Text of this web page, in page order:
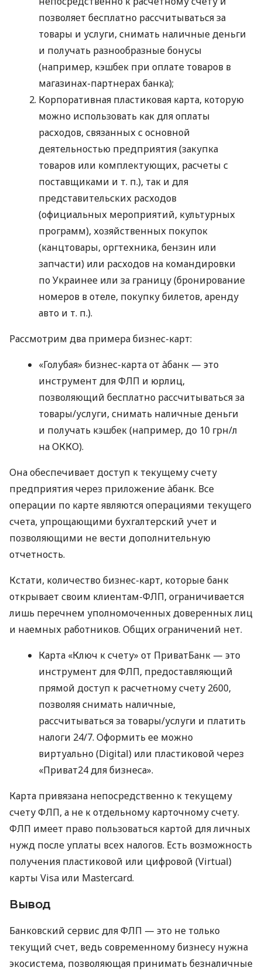
позволяет бесплатно рассчитываться за
товары и услуги, снимать наличные деньги
и получать разнообразные бонусы
(например, кэшбек при оплате товаров в
магазинах-партнерах банка);
Корпоративная пластиковая карта, которую
можно использовать как для оплаты
расходов, связанных с основной
деятельностью предприятия (закупка
товаров или комплектующих, расчеты с
поставщиками и т. п.), так и для
представительских расходов
(официальных мероприятий, культурных
программ), хозяйственных покупок
(канцтовары, оргтехника, бензин или
запчасти) или расходов на командировки
по Украинее или за границу (бронирование
номеров в отеле, покупку билетов, аренду
авто и т. п.).
Рассмотрим два примера бизнес-карт:
«Голубая» бизнес-карта от àбанк — это
инструмент для ФЛП и юрлиц,
позволяющий бесплатно рассчитываться за
товары/услуги, снимать наличные деньги
и получать кэшбек (например, до 10 грн/л
на ОККО).
Она обеспечивает доступ к текущему счету
предприятия через приложение àбанк. Все
операции по карте являются операциями текущего
счета, упрощающими бухгалтерский учет и
позволяющими не вести дополнительную
отчетность.
Кстати, количество бизнес-карт, которые банк
открывает своим клиентам-ФЛП, ограничивается
лишь перечнем уполномоченных доверенных лиц
и наемных работников. Общих ограничений нет.
Карта «Ключ к счету» от ПриватБанк — это
инструмент для ФЛП, предоставляющий
прямой доступ к расчетному счету 2600,
позволяя снимать наличные,
рассчитываться за товары/услуги и платить
налоги 24/7. Оформить ее можно
виртуально (Digital) или пластиковой через
«Приват24 для бизнеса».
Карта привязана непосредственно к текущему
счету ФЛП, а не к отдельному карточному счету.
ФЛП имеет право пользоваться картой для личных
нужд после уплаты всех налогов. Есть возможность
получения пластиковой или цифровой (Virtual)
карты Visa или Mastercard.
Вывод
Банковский сервис для ФЛП — это не только
текущий счет, ведь современному бизнесу нужна
экосистема, позволяющая принимать безналичные